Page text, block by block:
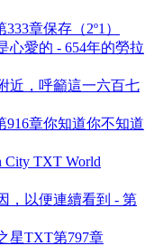
章保存（2º1）
心愛的 - 654年的勞拉
近，呼籲這一六百七
916章你知道你不知道
City TXT World
，以便連續看到 - 第
星TXT第797章